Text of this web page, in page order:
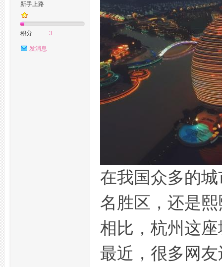
新手上路
积分 3
发消息
在我国众多的
名胜区，还是
相比，杭州这座
最近，很多网